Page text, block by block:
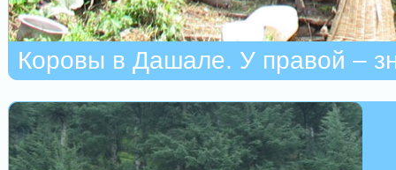
Коровы в Дашале. У правой –